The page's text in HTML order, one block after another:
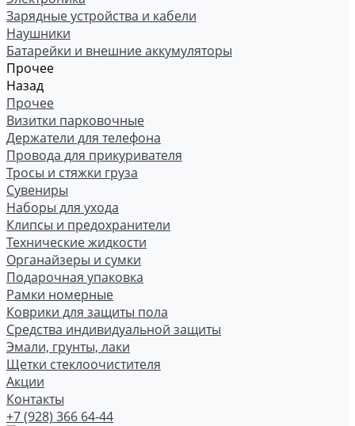
Зарядные устройства и кабели
Наушники
Батарейки и внешние аккумуляторы
Прочее
Назад
Прочее
Визитки парковочные
Держатели для телефона
Провода для прикуривателя
Тросы и стяжки груза
Сувениры
Наборы для ухода
Клипсы и предохранители
Технические жидкости
Органайзеры и сумки
Подарочная упаковка
Рамки номерные
Коврики для защиты пола
Средства индивидуальной защиты
Эмали, грунты, лаки
Щетки стеклоочистителя
Акции
Контакты
+7 (928) 366 64-44